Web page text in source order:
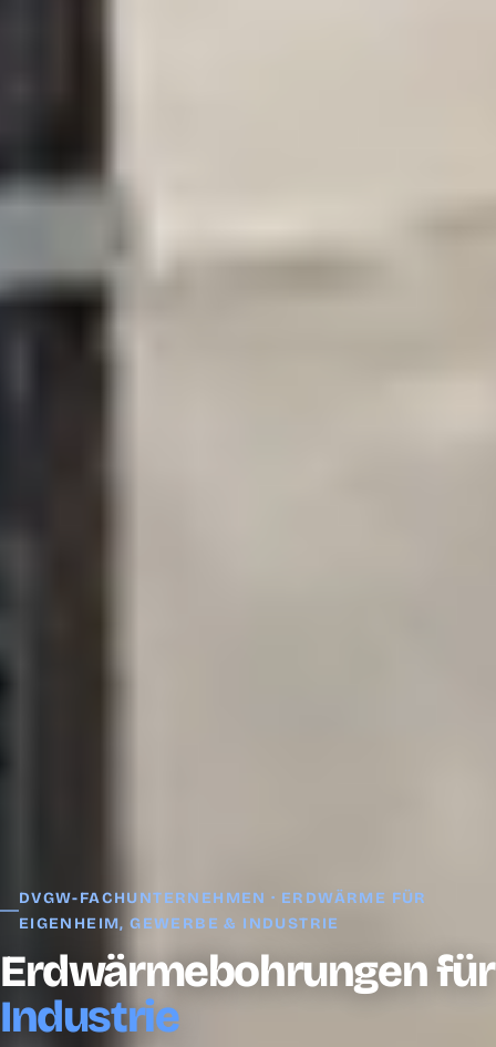
DVGW-FACHUNTERNEHMEN · ERDWÄRME FÜR
EIGENHEIM, GEWERBE & INDUSTRIE
Erdwärmebohrungen für
jede Projektgröße